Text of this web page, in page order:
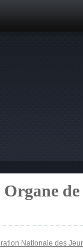
Nationale des